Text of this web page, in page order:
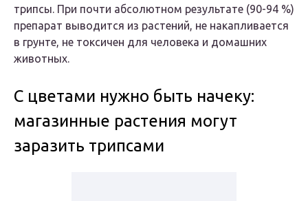
трипсы. При почти абсолютном результате (90-94 %)
препарат выводится из растений, не накапливается
в грунте, не токсичен для человека и домашних
животных.
С цветами нужно быть начеку:
магазинные растения могут
заразить трипсами